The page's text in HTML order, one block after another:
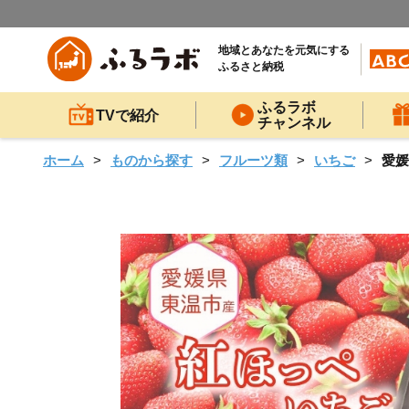
地域とあなたを元気にする
ふるさと納税
TVで紹介
ふるラボ
チャンネル
ホーム ものから探す フルーツ類 いちご 愛